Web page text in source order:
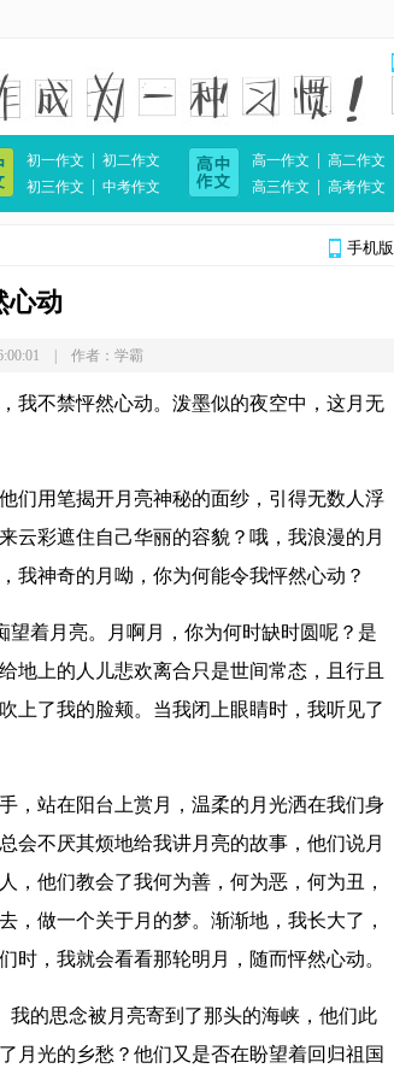
初一作文
初二作文
初三作文
中考作文
高一作文
高二作文
高三作文
高考作文
手机版
心动
| 作者：学霸
我不禁怦然心动。泼墨似的夜空中，这月无
们用笔揭开月亮神秘的面纱，引得无数人浮
云彩遮住自己华丽的容貌？哦，我浪漫的月
我神奇的月呦，你为何能令我怦然心动？
望着月亮。月啊月，你为何时缺时圆呢？是
地上的人儿悲欢离合只是世间常态，且行且
上了我的脸颊。当我闭上眼睛时，我听见了
，站在阳台上赏月，温柔的月光洒在我们身
会不厌其烦地给我讲月亮的故事，他们说月
，他们教会了我何为善，何为恶，何为丑，
，做一个关于月的梦。渐渐地，我长大了，
时，我就会看看那轮明月，随而怦然心动。
我的思念被月亮寄到了那头的海峡，他们此
月光的乡愁？他们又是否在盼望着回归祖国